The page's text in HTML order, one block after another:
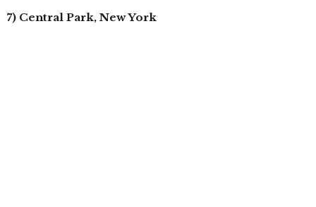
7) Central Park, New York